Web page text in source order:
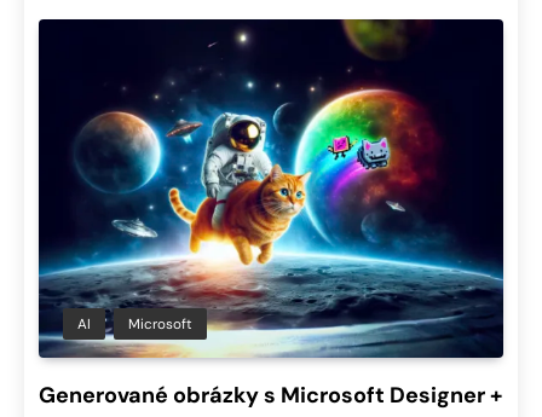
AI Microsoft
Generované obrázky s Microsoft Designer +